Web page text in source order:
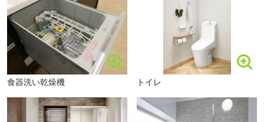
船橋市立船橋中学校まで2030m 徒歩25分～徒歩26分
◆**高断熱仕様のZEH基準住宅(消費電力20％以上削減）**
◆**炭を活用した空気清浄効果で、健康的な室内空間を実
現**
◆**ペアガラス（アルゴンガス入り）＋樹脂サッシで冬も
あったかく快適な住まい**
◆**安心のアフターサポート体制・保証についてもご説明
します！**
食器洗い乾燥機 トイレ